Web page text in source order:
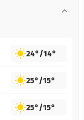
24°/14°
25°/15°
25°/15°